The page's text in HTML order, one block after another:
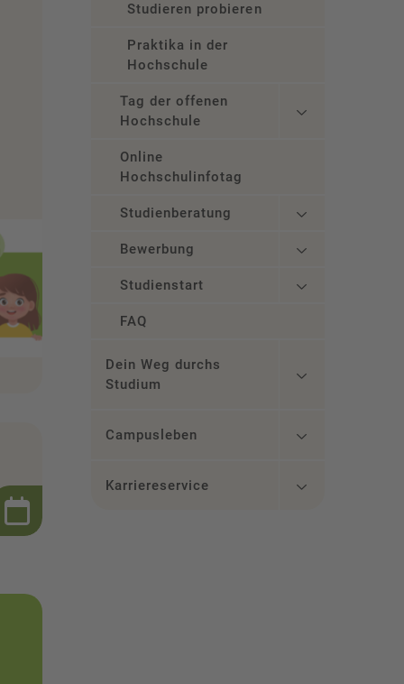
Studieren probieren
Praktika in der
Hochschule
Tag der offenen
Hochschule
Online
Hochschulinfotag
Studienberatung
Bewerbung
Studienstart
FAQ
Dein Weg durchs
Studium
Campusleben
Karriereservice